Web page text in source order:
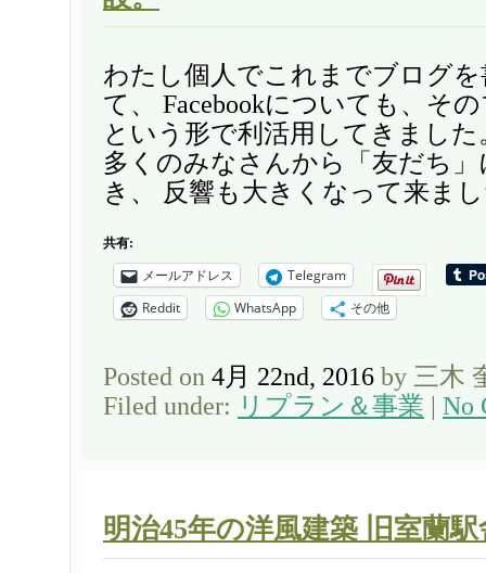
わたし個人でこれまでブログ
て、 Facebookについても、そ
という形で利活用してきまし
多くのみなさんから「友だち
き、 反響も大きくなって来ま
共有:
メールアドレス
Telegram
Reddit
WhatsApp その他
Posted on 4月 22nd, 2016 by 三木
Filed under: リプラン＆事業 No
明治45年の洋風建築 旧室蘭駅